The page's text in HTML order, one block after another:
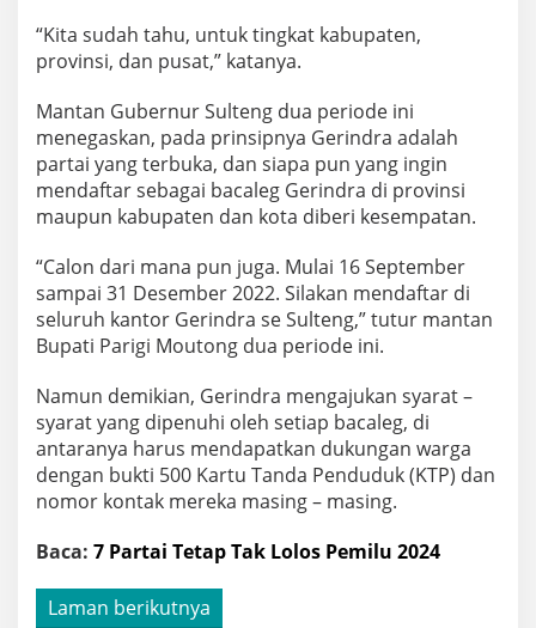
“Kita sudah tahu, untuk tingkat kabupaten,
provinsi, dan pusat,” katanya.
Mantan Gubernur Sulteng dua periode ini
menegaskan, pada prinsipnya Gerindra adalah
partai yang terbuka, dan siapa pun yang ingin
mendaftar sebagai bacaleg Gerindra di provinsi
maupun kabupaten dan kota diberi kesempatan.
“Calon dari mana pun juga. Mulai 16 September
sampai 31 Desember 2022. Silakan mendaftar di
seluruh kantor Gerindra se Sulteng,” tutur mantan
Bupati Parigi Moutong dua periode ini.
Namun demikian, Gerindra mengajukan syarat –
syarat yang dipenuhi oleh setiap bacaleg, di
antaranya harus mendapatkan dukungan warga
dengan bukti 500 Kartu Tanda Penduduk (KTP) dan
nomor kontak mereka masing – masing.
Baca: 7 Partai Tetap Tak Lolos Pemilu 2024
Laman berikutnya